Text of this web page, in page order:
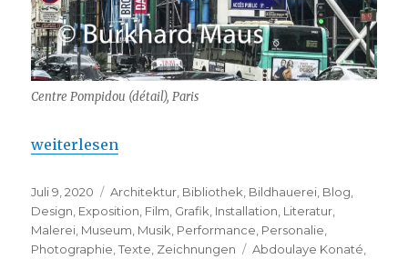
Centre Pompidou (détail), Paris
„Centre Pompidou – Global(e) Resistance“
weiterlesen
Veröffentlicht
am
Juli 9, 2020 Kategorien
Architektur, Bibliothek, Bildhauerei, Blog,
Design, Exposition, Film, Grafik, Installation, Literatur,
Malerei, Museum, Musik, Performance, Personalie,
Photographie,Texte, Zeichnungen Schlagwörter
Abdoulaye Konaté,